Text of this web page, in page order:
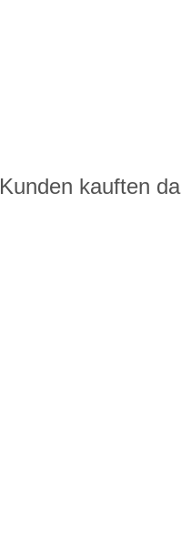
Kunden kauften